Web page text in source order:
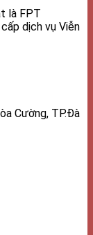
là FPT
dịch vụ Viễn
Cường, TP.Đà